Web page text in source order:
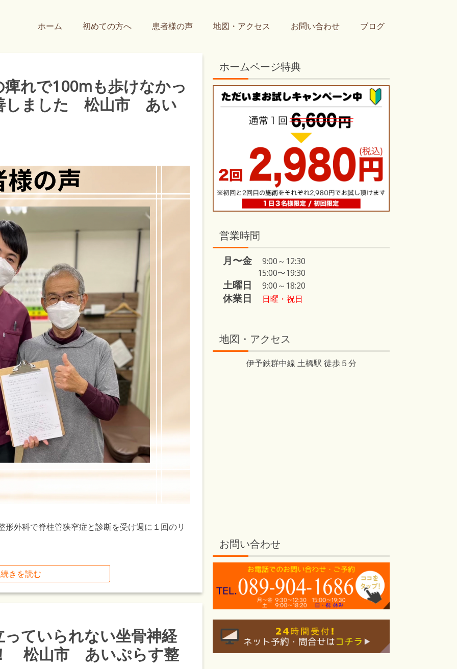
ホーム 初めての方へ 患者様の声 地図・アクセス お問い合わせ ブログ
れで100mも歩けなかっ
しました 松山市 あい
外科で脊柱管狭窄症と診断を受け週に１回のリ
続きを読む
ていられない坐骨神経
松山市 あいぷらす整
ホームページ特典
営業時間
月〜金 9:00～12:30
15:00〜19:30
土曜日 9:00～18:20
休業日 日曜・祝日
地図・アクセス
伊予鉄群中線 土橋駅 徒歩５分
お問い合わせ